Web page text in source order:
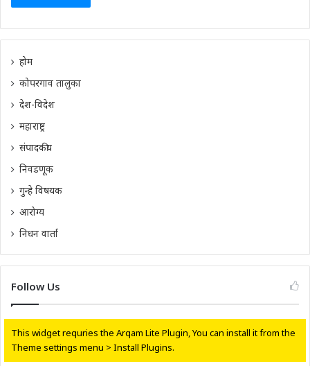
होम
कोपरगाव तालुका
देश-विदेश
महाराष्ट्र
संपादकीय
निवडणूक
गुन्हे विषयक
आरोग्य
निधन वार्ता
Follow Us
This widget requries the Arqam Lite Plugin, You can install it from the
Theme settings menu > Install Plugins.